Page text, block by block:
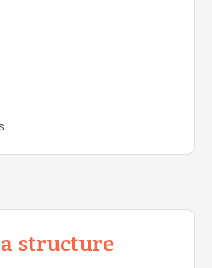
structure